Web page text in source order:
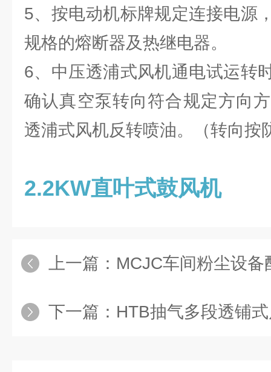
5、按电动机标牌规定连接电源
规格的熔断器及热继电器。
6、中压透浦式风机通电试运转
确认真空泵转向符合规定方向
透浦式风机反转喷油。（转向按
2.2KW直叶式鼓风机
上一篇： MCJC车间粉尘设备
下一篇： HTB抽气多段透铺